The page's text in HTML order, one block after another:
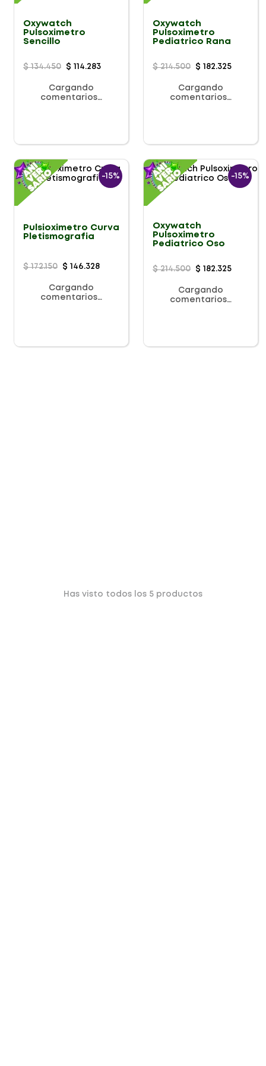
Oxywatch
Pulsoximetro
Sencillo
$ 134.450 $ 114.283
Cargando
comentarios…
Oxywatch
Pulsoximetro
Pediatrico Rana
$ 214.500 $ 182.325
Cargando
comentarios…
-15%
Pulsioximetro Curva
Pletismografia
$ 172.150 $ 146.328
Cargando
comentarios…
-15%
Oxywatch
Pulsoximetro
Pediatrico Oso
$ 214.500 $ 182.325
Cargando
comentarios…
Has visto todos los 5 productos